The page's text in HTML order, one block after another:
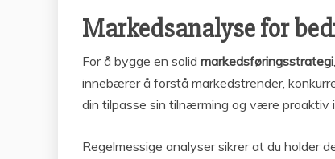
Markedsanalyse for
For å bygge en solid markedsføringsstrategi
innebærer å forstå markedstrender,
din tilpasse sin tilnærming og være proaktiv
Regelmessige analyser sikrer at du holder